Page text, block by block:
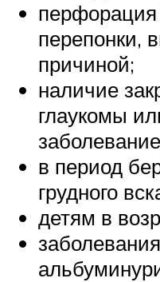
перепонки,
причиной;
наличие
глаукомы
в период
грудного
детям в